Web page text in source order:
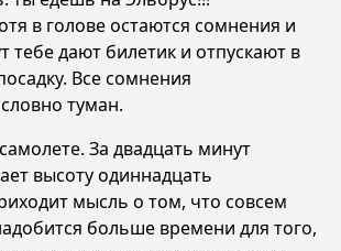
в голове остаются сомнения и
тебе дают билетик и отпускают в
Все сомнения
туман.
За двадцать минут
высоту одиннадцать
мысль о том, что совсем
больше времени для того,